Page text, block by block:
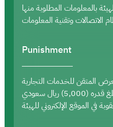
بالمعلومات المطلوبة منها
Punishment
المتقن للخدمات التجارية